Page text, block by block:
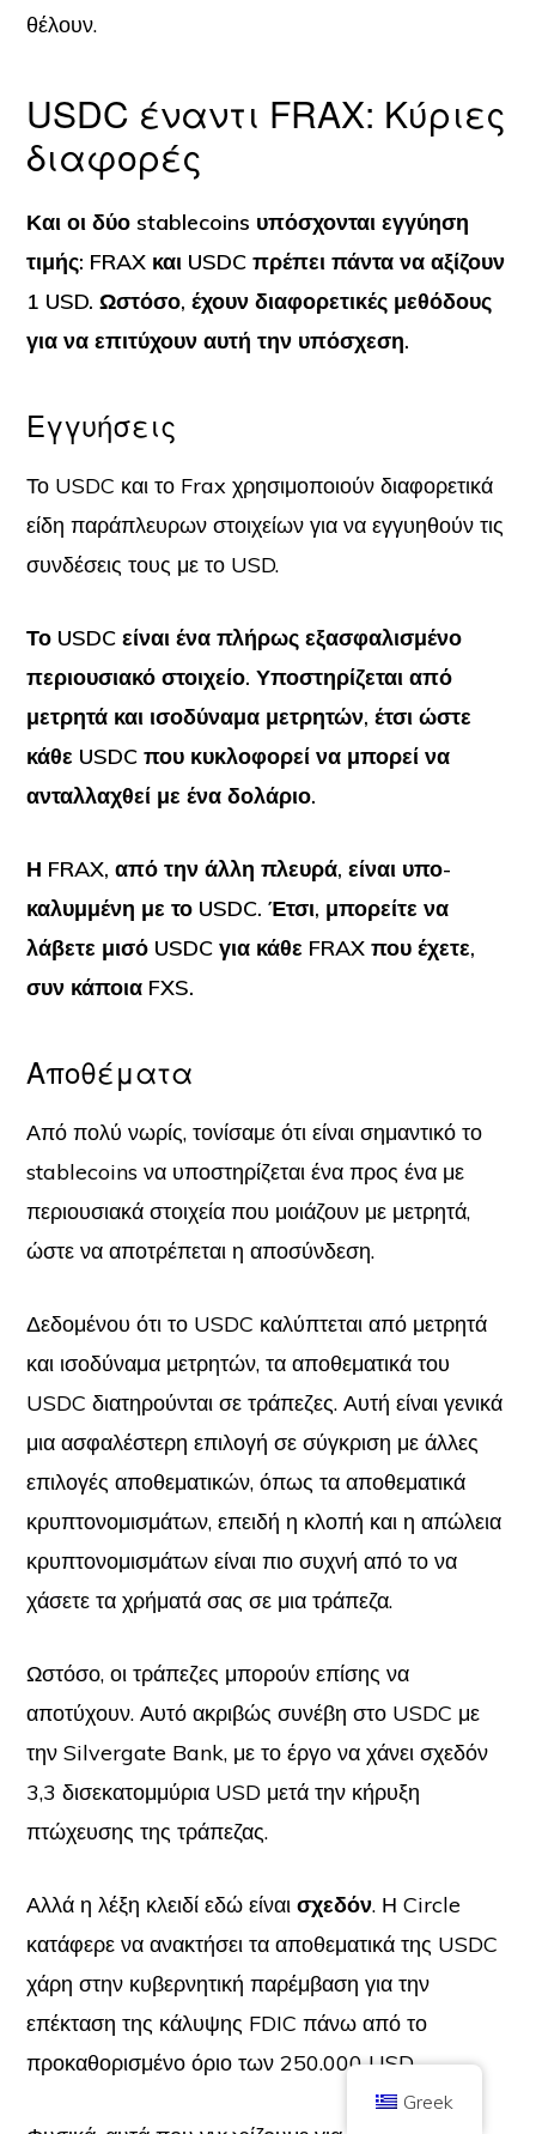
θέλουν.
USDC έναντι FRAX: Κύριες
διαφορές
Και οι δύο stablecoins υπόσχονται εγγύηση
τιμής: FRAX και USDC πρέπει πάντα να αξίζουν
1 USD. Ωστόσο, έχουν διαφορετικές μεθόδους
για να επιτύχουν αυτή την υπόσχεση.
Εγγυήσεις
Το USDC και το Frax χρησιμοποιούν διαφορετικά
είδη παράπλευρων στοιχείων για να εγγυηθούν τις
συνδέσεις τους με το USD.
Το USDC είναι ένα πλήρως εξασφαλισμένο
περιουσιακό στοιχείο. Υποστηρίζεται από
μετρητά και ισοδύναμα μετρητών, έτσι ώστε
κάθε USDC που κυκλοφορεί να μπορεί να
ανταλλαχθεί με ένα δολάριο.
Η FRAX, από την άλλη πλευρά, είναι υπο-
καλυμμένη με το USDC. Έτσι, μπορείτε να
λάβετε μισό USDC για κάθε FRAX που έχετε,
συν κάποια FXS.
Αποθέματα
Από πολύ νωρίς, τονίσαμε ότι είναι σημαντικό το
stablecoins να υποστηρίζεται ένα προς ένα με
περιουσιακά στοιχεία που μοιάζουν με μετρητά,
ώστε να αποτρέπεται η αποσύνδεση.
Δεδομένου ότι το USDC καλύπτεται από μετρητά
και ισοδύναμα μετρητών, τα αποθεματικά του
USDC διατηρούνται σε τράπεζες. Αυτή είναι γενικά
μια ασφαλέστερη επιλογή σε σύγκριση με άλλες
επιλογές αποθεματικών, όπως τα αποθεματικά
κρυπτονομισμάτων, επειδή η κλοπή και η απώλεια
κρυπτονομισμάτων είναι πιο συχνή από το να
χάσετε τα χρήματά σας σε μια τράπεζα.
Ωστόσο, οι τράπεζες μπορούν επίσης να
αποτύχουν. Αυτό ακριβώς συνέβη στο USDC με
την Silvergate Bank, με το έργο να χάνει σχεδόν
3,3 δισεκατομμύρια USD μετά την κήρυξη
πτώχευσης της τράπεζας.
Αλλά η λέξη κλειδί εδώ είναισχεδόν. Η Circle
κατάφερε να ανακτήσει τα αποθεματικά της USDC
χάρη στην κυβερνητική παρέμβαση για την
επέκταση της κάλυψης FDIC πάνω από το
προκαθορισμένο όριο των 250.000 USD.
Coin Kickoff
Αριθμός εταιρείας 10490224
Διεύθυνση: Portland Street, Λονδίνο, Ηνωμένο Βασίλειο, W1W 5PF
Το περιεχόμενο έχει ενημερωτικό χαρακτήρα και δεν αποτελεί επενδυτική
Το κρυπτονόμισμα δεν ρυθμίζεται από την Αρχή Χρηματοοικονομικής
πλαίσιο του συστήματος αποζημίωσης των χρηματοπιστωτικών υπηρεσιών του
Ηνωμένου Βασιλείου ή στο πεδίο δικαιοδοσίας της Υπηρεσίας
Χρηματοοικονομικού Διαμεσολαβητή του Ηνωμένου Βασιλείου. Η επένδυση σε
κρυπτονόμισμα ενέχει κίνδυνο και το κρυπτονόμισμα μπορεί να κερδίσει σε
ενδέχεται να εφαρμόζεται στα κέρδη από πωλήσεις κρυπτονομισμάτων.
ΑΡΧΙΚΉ ΣΕΛΊΔΑ ΣΧΕΤΙΚΆ ΜΕ ΤΟ ΠΟΛΙΤΙΚΉ ΑΠΟΡΡΉΤΟΥ ΕΠΙΚΟΙΝΩΝΉΣΤΕ ΜΑΖΊ ΜΑΣ
Greek